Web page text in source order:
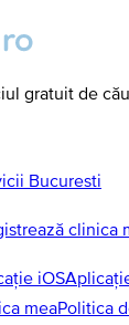
gratuit de
Bucuresti
clinica
iOS
meaPolitica